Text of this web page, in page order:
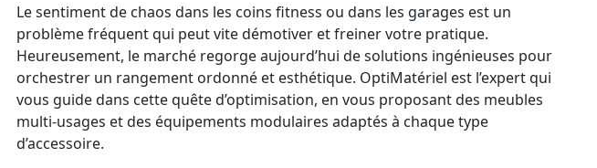
Le sentiment de chaos dans les coins fitness ou dans les garages est un
problème fréquent qui peut vite démotiver et freiner votre pratique.
Heureusement, le marché regorge aujourd’hui de solutions ingénieuses pour
orchestrer un rangement ordonné et esthétique. OptiMatériel est l’expert qui
vous guide dans cette quête d’optimisation, en vous proposant des meubles
multi-usages et des équipements modulaires adaptés à chaque type
d’accessoire.